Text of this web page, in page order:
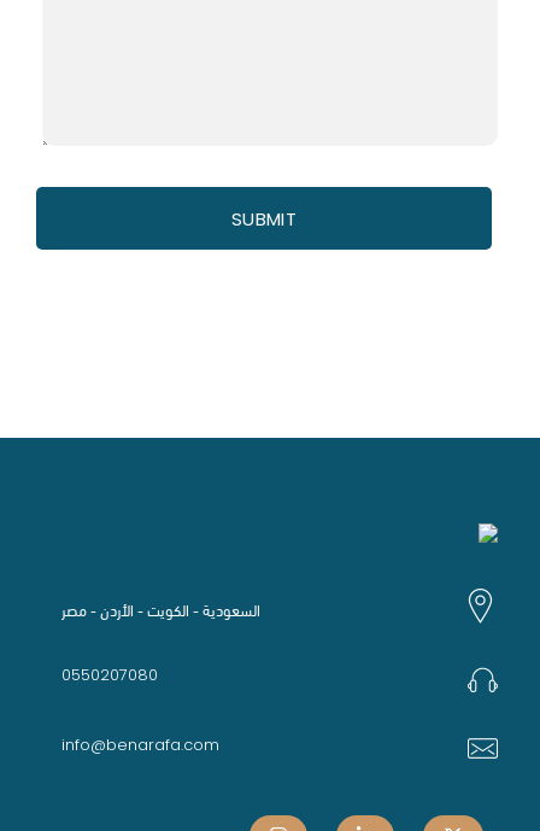
السعودية - الكويت - الأردن - مصر
0550207080
info@benarafa.com